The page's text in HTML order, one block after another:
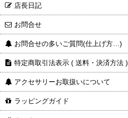
店長日記
お問合せ
お問合せの多いご質問(仕上げ方…)
特定商取引法表示 ( 送料・決済方法 )
アクセサリーお取扱いについて
ラッピングガイド